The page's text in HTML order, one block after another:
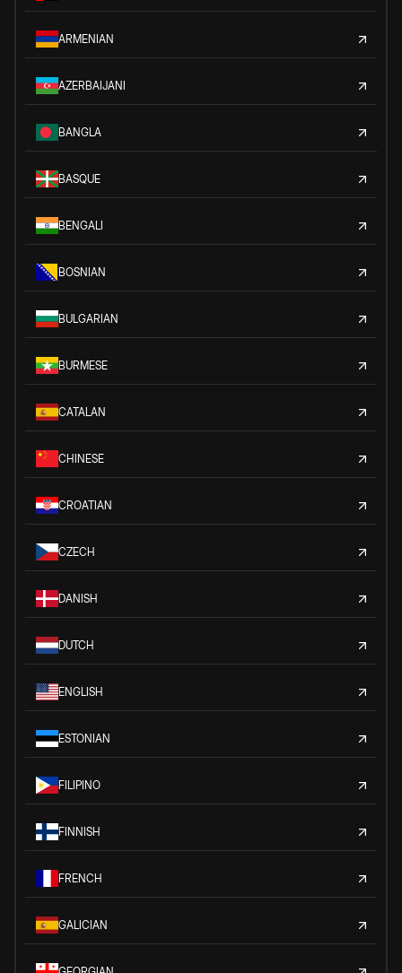
ARMENIAN
AZERBAIJANI
BANGLA
BASQUE
BENGALI
BOSNIAN
BULGARIAN
BURMESE
CATALAN
CHINESE
CROATIAN
CZECH
DANISH
DUTCH
ENGLISH
ESTONIAN
FILIPINO
FINNISH
FRENCH
GALICIAN